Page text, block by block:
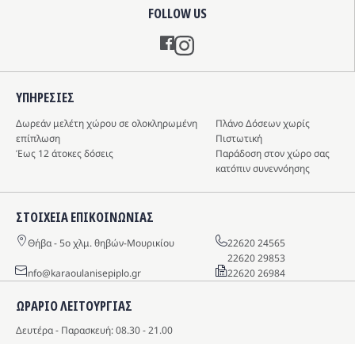
FOLLOW US
Instagram
ΩΡΑΡΙΟ ΛΕΙΤΟΥΡΓΙΑΣ
Δευτέρα - Παρασκευή: 08.30 - 21.00
ΥΠΗΡΕΣIΕΣ
Δωρεάν μελέτη χώρου σε ολοκληρωμένη
επίπλωση
Πλάνο Δόσεων χωρίς
Πιστωτική
Έως 12 άτοκες δόσεις
Παράδοση στον χώρο σας
κατόπιν συνεννόησης
ΣΤΟΙΧΕΙΑ ΕΠΙΚΟΙΝΩΝΙΑΣ
Θήβα - 5o χλμ. θηβών-Μουρικίου
22620 24565
22620 29853
info@karaoulanisepiplo.gr
22620 26984